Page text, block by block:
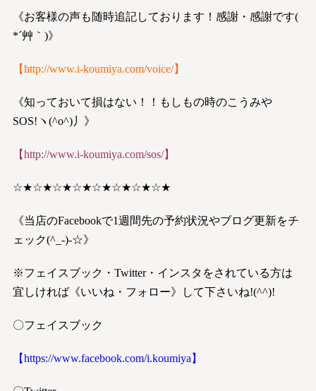
《お客様の声も随時追記しております！感謝・感謝です(
*´艸｀)》
【http://www.i-koumiya.com/voice/】
《知っておいて損はない！！もしもの時のこうみや
SOS!ヽ(^o^)丿》
【http://www.i-koumiya.com/sos/】
☆★☆★☆★☆★☆★☆★☆★☆★
《当店のFacebookで1週間先の予約状況やブログ更新をチ
ェック(^_-)-☆》
※フェイスブック・Twitter・インスタをされている方は
宜しければ《いいね・フォロー》して下さいね!(^^)!
〇フェイスブック
【https://www.facebook.com/i.koumiya 】